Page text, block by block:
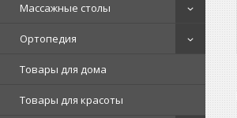
Массажные столы
Ортопедия
Товары для дома
Товары для красоты